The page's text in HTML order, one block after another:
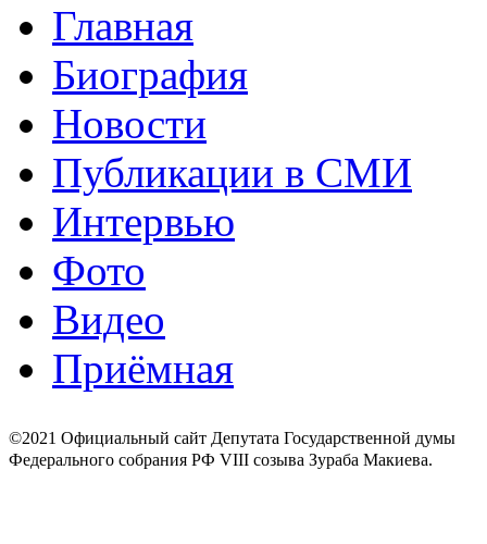
Главная
Биография
Новости
Публикации в СМИ
Интервью
Фото
Видео
Приёмная
©2021 Официальный сайт Депутата Государственной думы
Федерального собрания РФ VIII созыва Зураба Макиева.